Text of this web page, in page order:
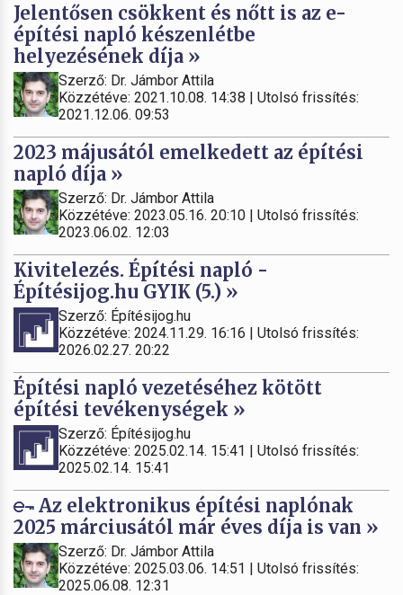
Jelentősen csökkent és nőtt is az e-
építési napló készenlétbe
helyezésének díja »
Szerző: Dr. Jámbor Attila
Közzétéve: 2021.10.08. 14:38 | Utolsó frissítés:
2021.12.06. 09:53
2023 májusától emelkedett az építési
napló díja »
Szerző: Dr. Jámbor Attila
Közzétéve: 2023.05.16. 20:10 | Utolsó frissítés:
2023.06.02. 12:03
Kivitelezés. Építési napló -
Építésijog.hu GYIK (5.) »
Szerző: Építésijog.hu
Közzétéve: 2024.11.29. 16:16 | Utolsó frissítés:
2026.02.27. 20:22
Építési napló vezetéséhez kötött
építési tevékenységek »
Szerző: Építésijog.hu
Közzétéve: 2025.02.14. 15:41 | Utolsó frissítés:
2025.02.14. 15:41
Az elektronikus építési naplónak
2025 márciusától már éves díja is van »
Szerző: Dr. Jámbor Attila
Közzétéve: 2025.03.06. 14:51 | Utolsó frissítés:
2025.06.08. 12:31